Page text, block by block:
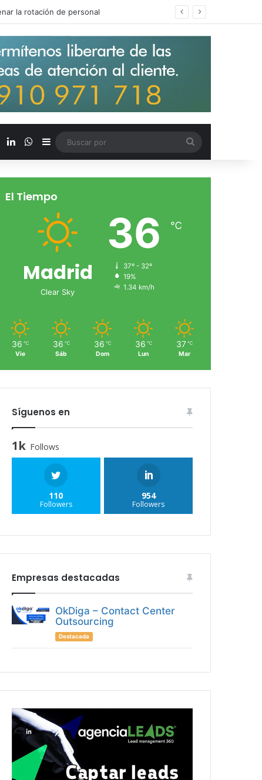
de entrada un 15%
LinkedInWhatsApp
Barra lateral
por
El Tiempo
Madrid
Clear Sky
36 ℃
37º - 32º
19%
1.34 km/h
36 ℃
Vie
36 ℃
Sáb
36 ℃
Dom
36 ℃
Lun
37 ℃
Mar
Síguenos en
1k Follows
110
Followers
954
Followers
Empresas destacadas
OkDiga – Contact Center
Outsourcing
Destacada